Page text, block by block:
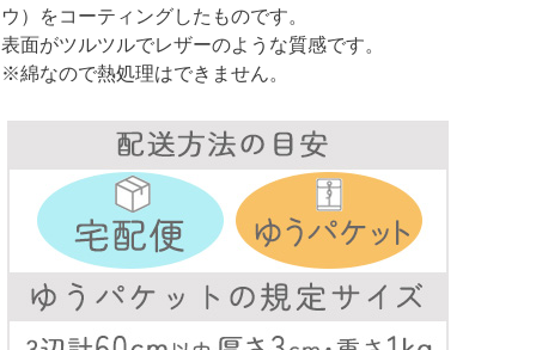
ウ）をコーティングしたものです。
表面がツルツルでレザーのような質感です。
※綿なので熱処理はできません。